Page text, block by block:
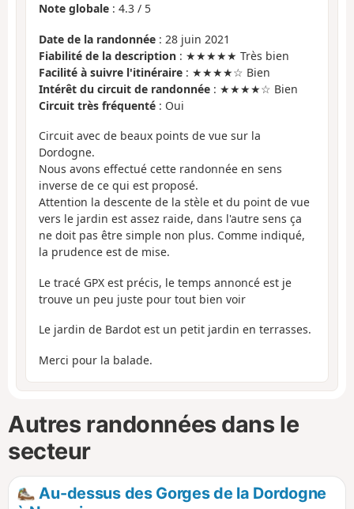
Note globale : 4.3 / 5
Date de la randonnée : 28 juin 2021
Fiabilité de la description : ★★★★★ Très bien
Facilité à suivre l'itinéraire : ★★★★☆ Bien
Intérêt du circuit de randonnée : ★★★★☆ Bien
Circuit très fréquenté : Oui
Circuit avec de beaux points de vue sur la
Dordogne.
Nous avons effectué cette randonnée en sens
inverse de ce qui est proposé.
Attention la descente de la stèle et du point de vue
vers le jardin est assez raide, dans l'autre sens ça
ne doit pas être simple non plus. Comme indiqué,
la prudence est de mise.
Le tracé GPX est précis, le temps annoncé est je
trouve un peu juste pour tout bien voir
Le jardin de Bardot est un petit jardin en terrasses.
Merci pour la balade.
Autres randonnées dans le
secteur
Au-dessus des Gorges de la Dordogne